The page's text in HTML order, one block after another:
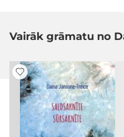
Vairāk grāmatu no